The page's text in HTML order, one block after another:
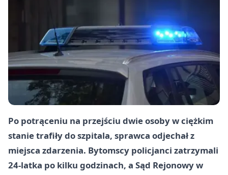
Po potrąceniu na przejściu dwie osoby w ciężkim
stanie trafiły do szpitala, sprawca odjechał z
miejsca zdarzenia. Bytomscy policjanci zatrzymali
24-latka po kilku godzinach, a Sąd Rejonowy w